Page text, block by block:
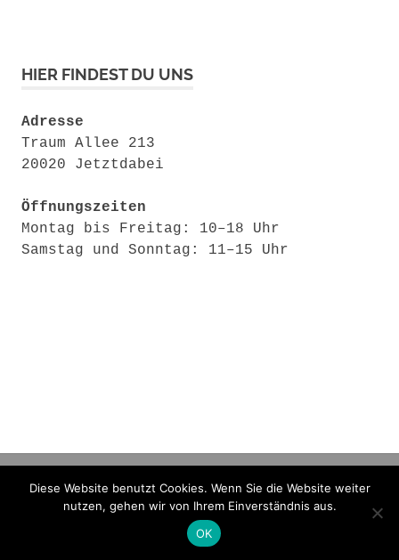
HIER FINDEST DU UNS
Adresse
Traum Allee 213
20020 Jetztdabei
Öffnungszeiten
Montag bis Freitag: 10–18 Uhr
Samstag und Sonntag: 11–15 Uhr
Copyright 2025 stefan:kaiser
AGB
Datenschutz
Diese Website benutzt Cookies. Wenn Sie die Website weiter
nutzen, gehen wir von Ihrem Einverständnis aus.
OK